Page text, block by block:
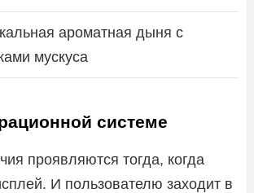
ароматная дыня с
мускуса
системе
проявляются тогда, когда
И пользователю заходит в